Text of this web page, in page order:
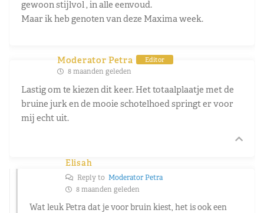
gewoon stijlvol , in alle eenvoud.
Maar ik heb genoten van deze Maxima week.
Moderator Petra Editor
8 maanden geleden
Lastig om te kiezen dit keer. Het totaalplaatje met de
bruine jurk en de mooie schotelhoed springt er voor
mij echt uit.
Elisah
Reply to Moderator Petra
8 maanden geleden
Wat leuk Petra dat je voor bruin kiest, het is ook een